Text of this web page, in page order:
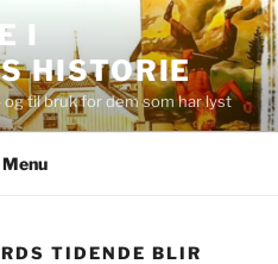
I
HISTORIE
til bruk for dem som har lyst
Menu
TIDENDE BLIR